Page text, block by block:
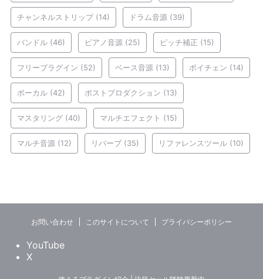
チャンネルストリップ(14) ドラム音源 (39)
バンドル (46) ピアノ音源 (25) ピッチ補正 (15)
フリープラグイン (52) ベース音源 (13) ボイチェン (14)
ボーカル (42) ポストプロダクション (13)
マスタリング (40) マルチエフェクト (15)
マルチ音源 (12) リバーブ (35) リファレンスツール (10)
お問い合わせ このサイトについて プライバシーポリシー
YouTube
X